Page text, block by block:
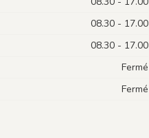
08.30 - 17.00
08.30 - 17.00
Fermé
Fermé